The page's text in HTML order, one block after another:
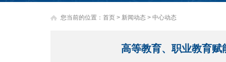
您当前的位置： 首页 > 新闻动态 > 中心动态
高等教育、职业教育